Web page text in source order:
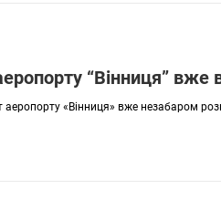
“Вінниця” вже
«Вінниця» вже незабаром